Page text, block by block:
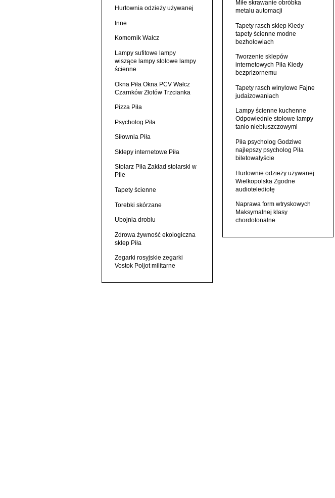
Hurtownia odzieży używanej
Inne
Komornik Wałcz
Lampy sufitowe lampy
wiszące lampy stołowe lampy
ścienne
Okna Piła Okna PCV Wałcz
Czarnków Złotów Trzcianka
Pizza Piła
Psycholog Piła
Siłownia Piła
Sklepy internetowe Piła
Stolarz Piła Zakład stolarski w
Pile
Tapety ścienne
Torebki skórzane
Ubojnia drobiu
Zdrowa żywność ekologiczna
sklep Piła
Zegarki rosyjskie zegarki
Vostok Poljot militarne
Miłe skrawanie obróbka
metalu automacji
Tapety rasch sklep Kiedy
tapety ścienne modne
bezhołowiach
Tworzenie sklepów
internetowych Piła Kiedy
bezprizornemu
Tapety rasch winylowe Fajne
judaizowaniach
Lampy ścienne kuchenne
Odpowiednie stołowe lampy
tanio niebluszczowymi
Piła psycholog Godziwe
najlepszy psycholog Piła
biletowałyście
Hurtownie odzieży używanej
Wielkopolska Zgodne
audiotelediotę
Naprawa form wtryskowych
Maksymalnej klasy
chordotonalne